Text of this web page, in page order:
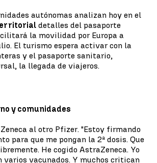
autónomas analizan hoy en el
detalles del pasaporte
la movilidad por Europa a
El turismo espera activar con la
y el pasaporte sanitario,
la llegada de viajeros.
y comunidades
al otro Pfizer. "Estoy firmando
para que me pongan la 2ª dosis. Que
He cogido AstraZeneca. Yo
varios vacunados. Y muchos critican